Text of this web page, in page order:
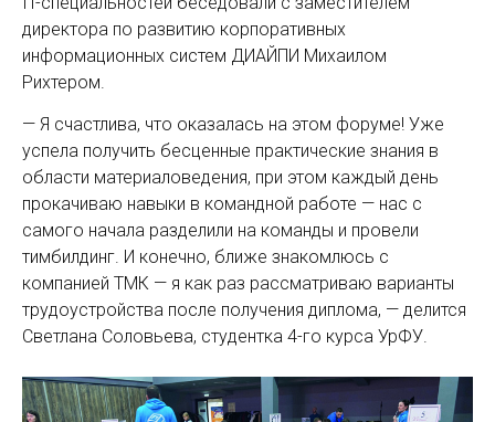
директора по развитию корпоративных
информационных систем ДИАЙПИ Михаилом
Рихтером.
— Я счастлива, что оказалась на этом форуме! Уже
успела получить бесценные практические знания в
области материаловедения, при этом каждый день
прокачиваю навыки в командной работе — нас с
самого начала разделили на команды и провели
тимбилдинг. И конечно, ближе знакомлюсь с
компанией ТМК — я как раз рассматриваю варианты
трудоустройства после получения диплома, — делится
Светлана Соловьева, студентка 4-го курса УрФУ.